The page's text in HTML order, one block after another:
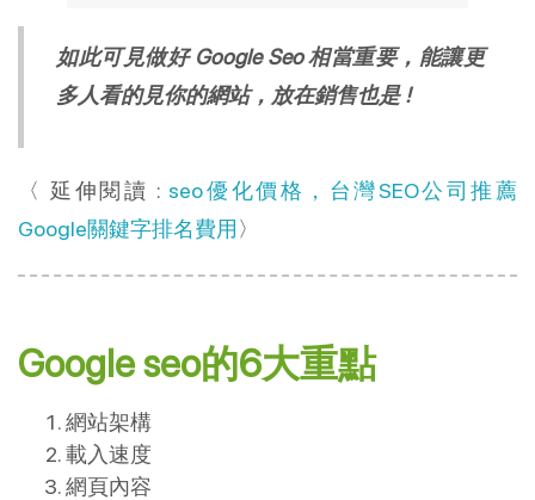
如此可見做好 Google Seo 相當重要，能讓更
多人看的見你的網站，放在銷售也是 !
〈 延伸閱讀 : seo優化價格，台灣SEO公司推薦
Google關鍵字排名費用〉
Google seo的6大重點
網站架構
載入速度
網頁內容